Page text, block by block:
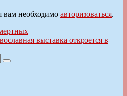
вам необходимо авторизоваться.
выставка откроется в
Поиск